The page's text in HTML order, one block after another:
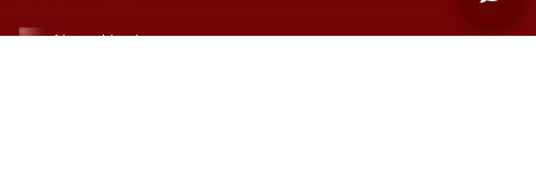
About this site